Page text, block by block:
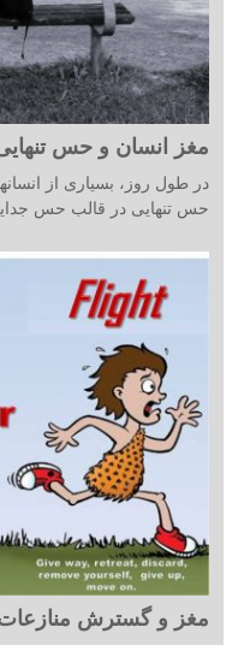
مغز انسان و حس
در طول روز، بسیاری از
حس تنهایی در قالب حس جدایی
مغز و گسترش منازعات